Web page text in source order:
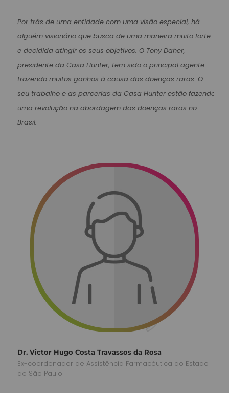
Por trás de uma entidade com uma visão especial, há
alguém visionário que busca de uma maneira muito forte
e decidida atingir os seus objetivos. O Tony Daher,
presidente da Casa Hunter, tem sido o principal agente
trazendo muitos ganhos à causa das doenças raras. O
seu trabalho e as parcerias da Casa Hunter estão fazendo
uma revolução na abordagem das doenças raras no
Brasil.
Dr. Victor Hugo Costa Travassos da Rosa
Ex-coordenador de Assistência Farmacêutica do Estado
de São Paulo